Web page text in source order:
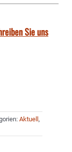
Sie uns
Aktuell ,